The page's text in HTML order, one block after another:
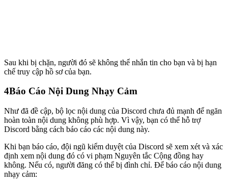
Sau khi bị chặn, người đó sẽ không thể nhắn tin cho bạn và bị hạn
chế truy cập hồ sơ của bạn.
4Báo Cáo Nội Dung Nhạy Cảm
Như đã đề cập, bộ lọc nội dung của Discord chưa đủ mạnh để ngăn
hoàn toàn nội dung không phù hợp. Vì vậy, bạn có thể hỗ trợ
Discord bằng cách báo cáo các nội dung này.
Khi bạn báo cáo, đội ngũ kiểm duyệt của Discord sẽ xem xét và xác
định xem nội dung đó có vi phạm Nguyên tắc Cộng đồng hay
không. Nếu có, người đăng có thể bị đình chỉ. Để báo cáo nội dung
nhạy cảm: